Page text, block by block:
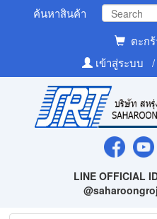
ค้นหาสินค้า
ตะกร้
เข้าสู่ระบบ
/
LINE OFFICIAL
@saharoongroj